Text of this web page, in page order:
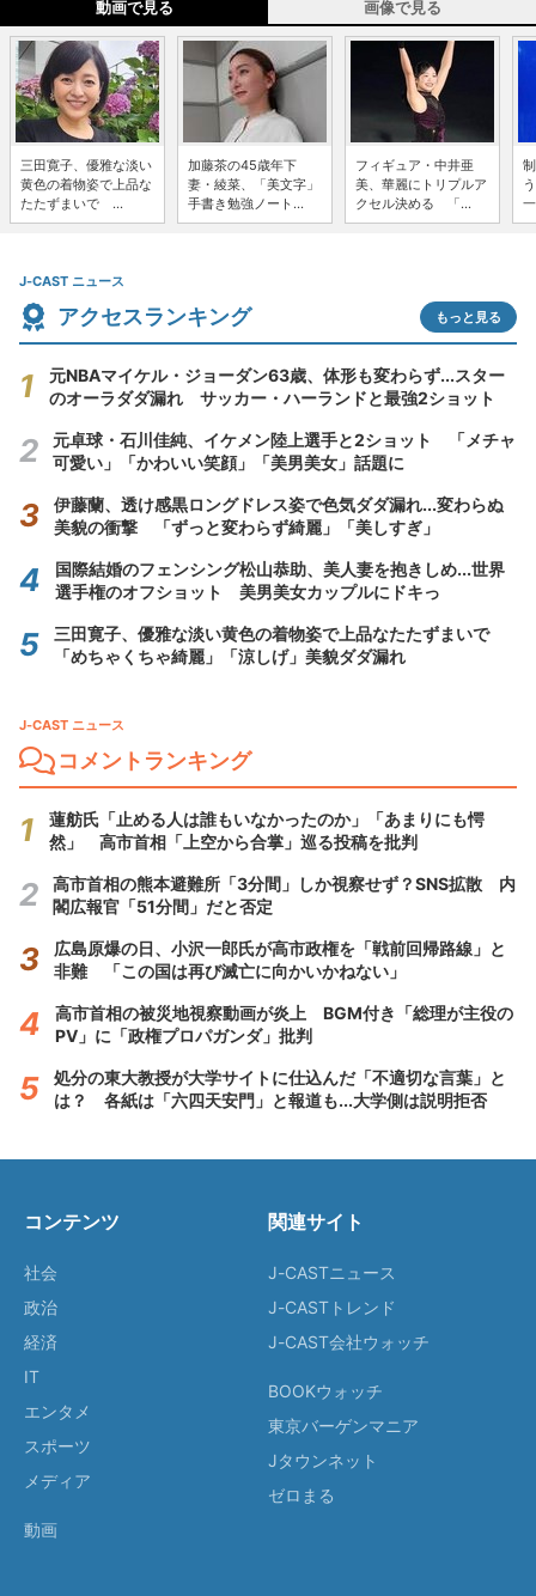
動画で見る 画像で見る
三田寛子、優雅な淡い
黄色の着物姿で上品な
たたずまいで ...
加藤茶の45歳年下
妻・綾菜、「美文字」
手書き勉強ノート...
フィギュア・中井亜
美、華麗にトリプルア
クセル決める 「...
J-CAST ニュース
アクセスランキング もっと見る
元NBAマイケル・ジョーダン63歳、体形も変わらず...スター
のオーラダダ漏れ サッカー・ハーランドと最強2ショット
元卓球・石川佳純、イケメン陸上選手と2ショット 「メチャ
可愛い」「かわいい笑顔」「美男美女」話題に
伊藤蘭、透け感黒ロングドレス姿で色気ダダ漏れ...変わらぬ
美貌の衝撃 「ずっと変わらず綺麗」「美しすぎ」
国際結婚のフェンシング松山恭助、美人妻を抱きしめ...世界
選手権のオフショット 美男美女カップルにドキっ
三田寛子、優雅な淡い黄色の着物姿で上品なたたずまいで
「めちゃくちゃ綺麗」「涼しげ」美貌ダダ漏れ
J-CAST ニュース
コメントランキング
蓮舫氏「止める人は誰もいなかったのか」「あまりにも愕
然」 高市首相「上空から合掌」巡る投稿を批判
高市首相の熊本避難所「3分間」しか視察せず？SNS拡散 内
閣広報官「51分間」だと否定
広島原爆の日、小沢一郎氏が高市政権を「戦前回帰路線」と
非難 「この国は再び滅亡に向かいかねない」
高市首相の被災地視察動画が炎上 BGM付き「総理が主役の
PV」に「政権プロパガンダ」批判
処分の東大教授が大学サイトに仕込んだ「不適切な言葉」と
は？ 各紙は「六四天安門」と報道も...大学側は説明拒否
コンテンツ
社会
政治
経済
IT
エンタメ
スポーツ
メディア
動画
関連サイト
J-CASTニュース
J-CASTトレンド
J-CAST会社ウォッチ
BOOKウォッチ
東京バーゲンマニア
Jタウンネット
ゼロまる